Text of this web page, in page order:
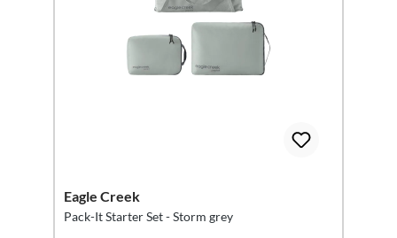
Eagle Creek
Pack-It Starter Set - Storm grey